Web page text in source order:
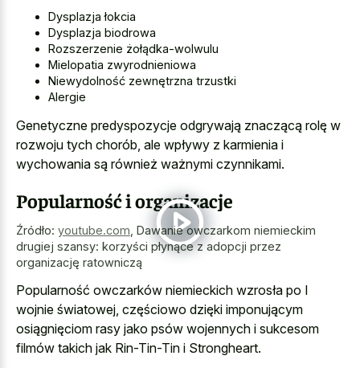
Dysplazja łokcia
Dysplazja biodrowa
Rozszerzenie żołądka-wolwulu
Mielopatia zwyrodnieniowa
Niewydolność zewnętrzna trzustki
Alergie
Genetyczne predyspozycje odgrywają znaczącą rolę w
rozwoju tych chorób, ale wpływy z karmienia i
wychowania są również ważnymi czynnikami.
Popularność i organizacje
Źródło: youtube.com Dawanie owczarkom niemieckim
drugiej szansy: korzyści płynące z adopcji przez
organizację ratowniczą
Popularność owczarków niemieckich wzrosła po I
wojnie światowej, częściowo dzięki imponującym
osiągnięciom rasy jako psów wojennych i sukcesom
filmów takich jak Rin-Tin-Tin i Strongheart.